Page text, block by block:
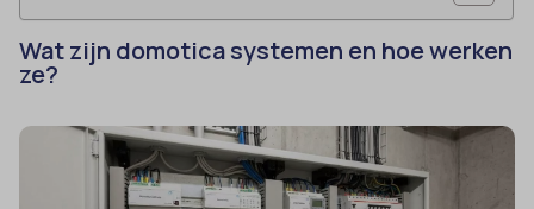
Wat zijn domotica systemen en hoe werken
ze?